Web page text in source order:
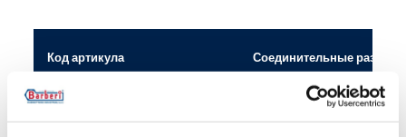
Код артикула Соединительные
V34040003 G 1 1/2 M - G 1 1/2 RN